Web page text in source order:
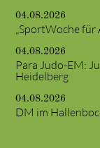
04.08.2026
„SportWoche für
04.08.2026
Para Judo-EM:
Heidelberg
04.08.2026
DM im